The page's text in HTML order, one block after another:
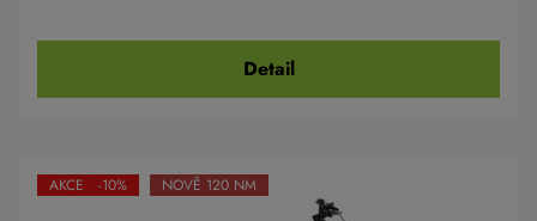
Detail
AKCE -10% NOVĚ 120 NM